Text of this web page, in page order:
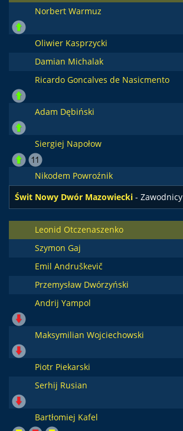
Norbert Warmuz
Oliwier Kasprzycki
Damian Michalak
Ricardo Goncalves de Nasicmento
Adam Dębiński
Siergiej Napołow
Nikodem Powroźnik
Świt Nowy Dwór Mazowiecki - Zawodnicy
Leonid Otczenaszenko
Szymon Gaj
Emil Andruškevič
Przemysław Dwórzyński
Andrij Yampol
Maksymilian Wojciechowski
Piotr Piekarski
Serhij Rusian
Bartłomiej Kafel